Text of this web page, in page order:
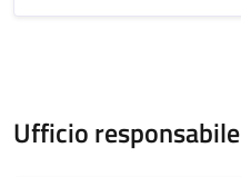
Ufficio responsabile